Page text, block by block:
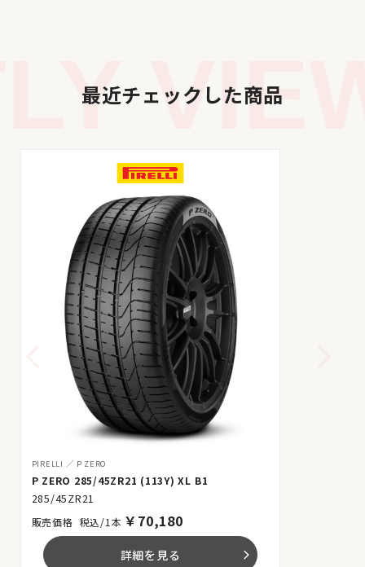
最近チェックした商品
PIRELLI P ZERO
P ZERO 285/45ZR21 (113Y) XL B1
285/45ZR21
税込/1本 ￥ 70,180
詳細を見る arrow_forward_ios